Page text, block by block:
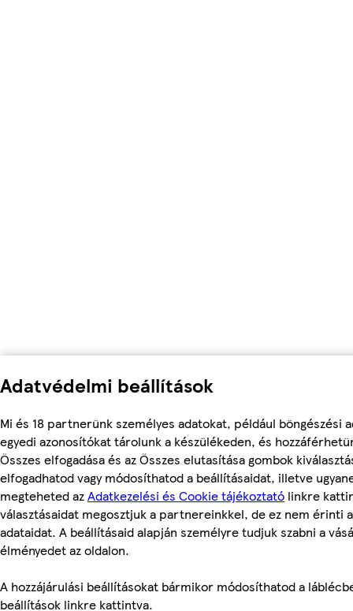
Adatvédelmi beállítások
Mi és 18 partnerünk személyes adatokat, például böngészési
egyedi azonosítókat tárolunk a készülékeden, és
Összes elfogadása és az Összes elutasítása gombok
elfogadhatod vagy módosíthatod a beállításaidat, illetve
megteheted azAdatkezelési és Cookie tájékoztató linkre
választásaidat megosztjuk a partnereinkkel, de ez nem érinti
adataidat. A beállításaid alapján személyre tudjuk szabni a
élményedet az oldalon.
A hozzájárulási beállításokat bármikor módosíthatod a
beállítások linkre kattintva.